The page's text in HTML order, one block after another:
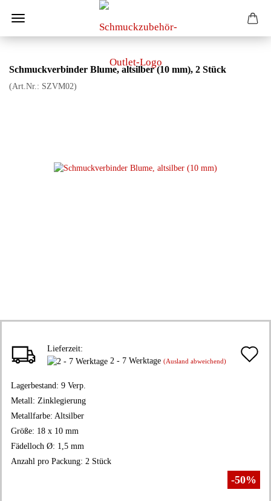
Schmuckverbinder Blume, altsilber (10 mm), 2 Stück
(Art.Nr.: SZVM02)
Lieferzeit:
2 - 7 Werktage (Ausland abweichend)
Lagerbestand: 9 Verp.
Metall: Zinklegierung
Metallfarbe: Altsilber
Größe: 18 x 10 mm
Fädelloch Ø: 1,5 mm
Anzahl pro Packung: 2 Stück
-50%